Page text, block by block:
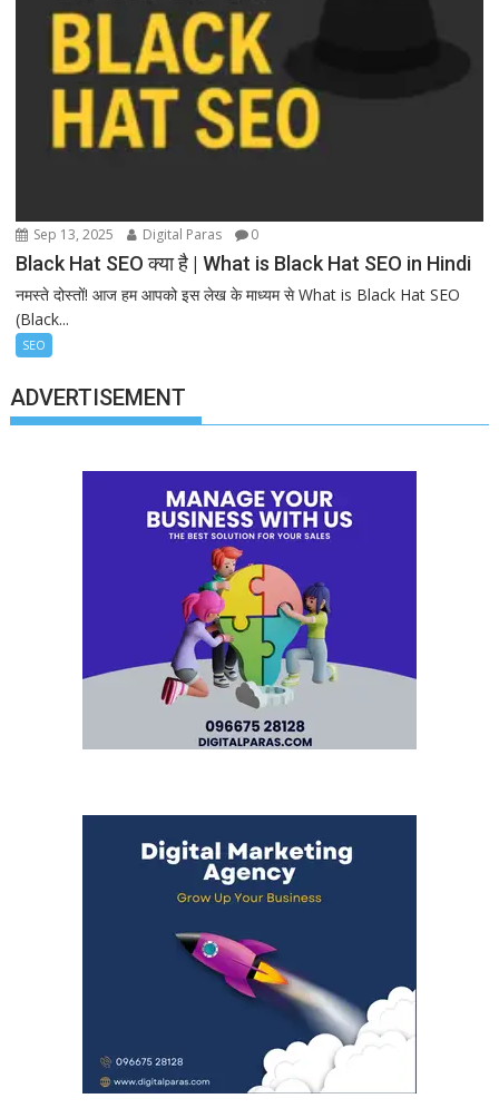
Sep 13, 2025 Digital Paras 0
Black Hat SEO क्या है | What is Black Hat SEO in Hindi
नमस्ते दोस्तों! आज हम आपको इस लेख के माध्यम से What is Black Hat SEO
(Black...
SEO
ADVERTISEMENT